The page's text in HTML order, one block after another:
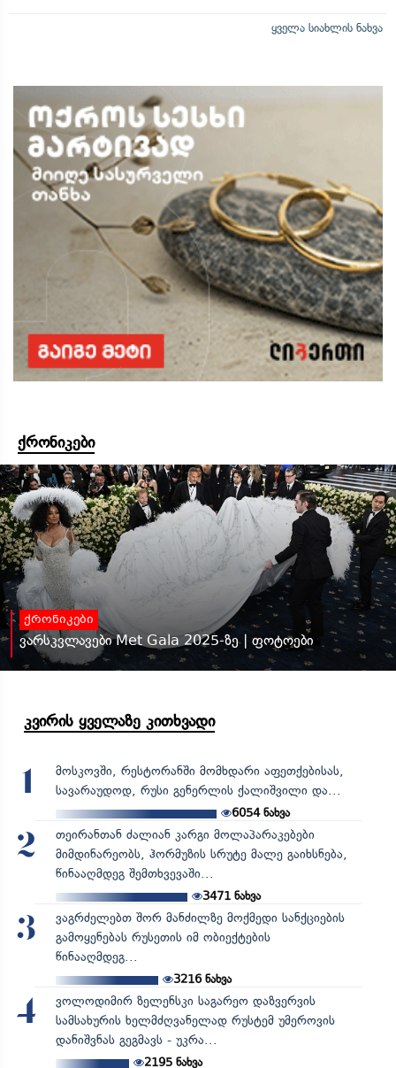
ყველა სიახლის ნახვა
ქრონიკები
ქრონიკები
ვარსკვლავები Met Gala 2025-ზე | ფოტოები
კვირის ყველაზე კითხვადი
1
მოსკოვში, რესტორანში მომხდარი აფეთქებისას,
სავარაუდოდ, რუსი გენერლის ქალიშვილი და...
6054ნახვა
2
თეირანთან ძალიან კარგი მოლაპარაკებები
მიმდინარეობს, ჰორმუზის სრუტე მალე გაიხსნება,
წინააღმდეგ შემთხვევაში...
3471ნახვა
3
ვაგრძელებთ შორ მანძილზე მოქმედი სანქციების
გამოყენებას რუსეთის იმ ობიექტების
წინააღმდეგ...
3216ნახვა
4
ვოლოდიმირ ზელენსკი საგარეო დაზვერვის
სამსახურის ხელმძღვანელად რუსტემ უმეროვის
დანიშვნას გეგმავს - უკრა...
2195ნახვა